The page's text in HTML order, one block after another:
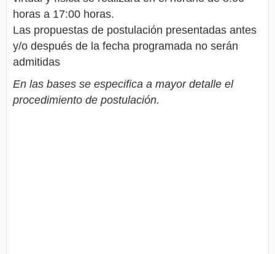
horas a 17:00 horas.
Las propuestas de postulación presentadas antes
y/o después de la fecha programada no serán
admitidas
En las bases se especifica a mayor detalle el
procedimiento de postulación.